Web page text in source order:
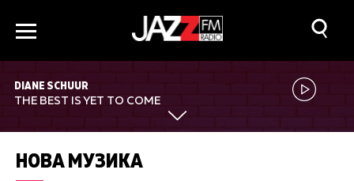
DIANE SCHUUR
THE BEST IS YET TO COME
НОВА МУЗИКА